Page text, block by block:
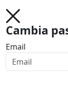
Cambia
Email